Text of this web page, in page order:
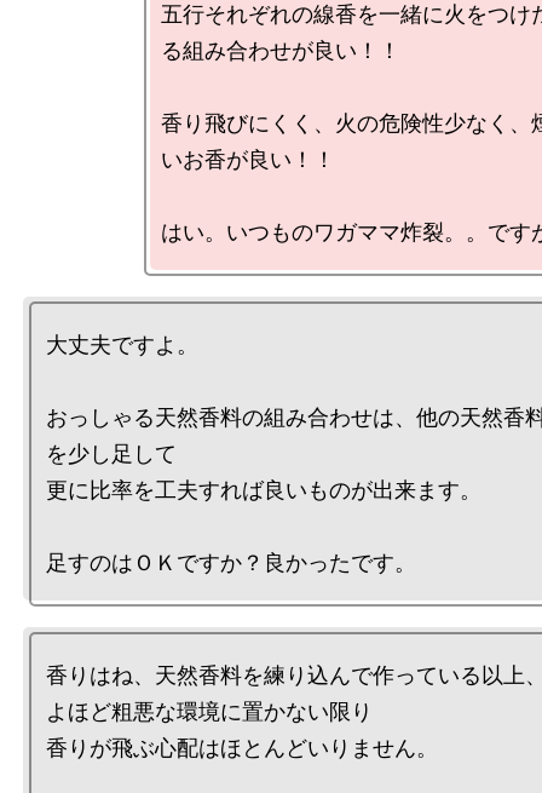
五行それぞれの線香を一緒に火をつけ
る組み合わせが良い！！
香り飛びにくく、火の危険性少なく、
いお香が良い！！
大丈夫ですよ。
おっしゃる天然香料の組み合わせは、他の天然香
を少し足して
更に比率を工夫すれば良いものが出来ます。
香りはね、天然香料を練り込んで作っている以上
よほど粗悪な環境に置かない限り
香りが飛ぶ心配はほとんどいりません。